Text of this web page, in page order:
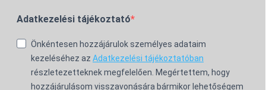
Adatkezelési tájékoztató
Önkéntesen hozzájárulok személyes adataim
kezeléséhez az Adatkezelési tájékoztatóban
részletezetteknek megfelelően. Megértettem, hogy
hozzájárulásom visszavonására bármikor lehetőségem